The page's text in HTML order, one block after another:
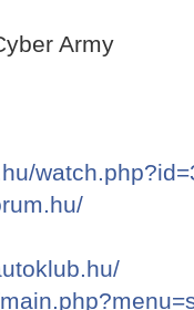
Army